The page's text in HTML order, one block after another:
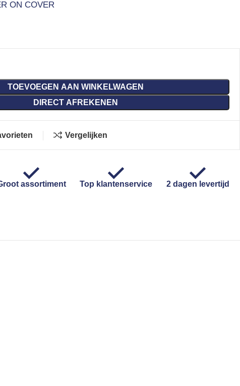
ON COVER
TOEVOEGEN AAN WINKELWAGEN
DIRECT AFREKENEN
Vergelijken
assortiment Top klantenservice 2 dagen levertijd